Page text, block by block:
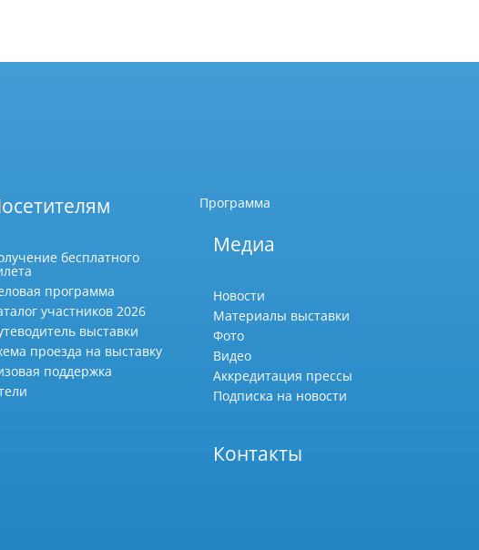
бесплатного
программа
участников 2026
выставки
проезда на выставку
поддержка
Программа
Медиа
Новости
Материалы выставки
Фото
Видео
Аккредитация прессы
Подписка на новости
Контакты